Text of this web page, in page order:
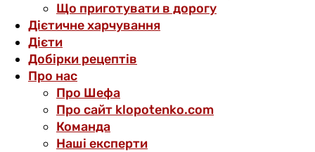
Що приготувати в дорогу
Дієтичне харчування
Дієти
Добірки рецептів
Про нас
Про Шефа
Про сайт klopotenko.com
Команда
Наші експерти